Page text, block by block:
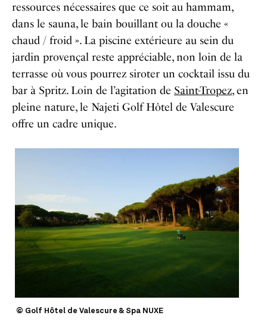
ressources nécessaires que ce soit au hammam,
dans le sauna, le bain bouillant ou la douche «
chaud / froid ». La piscine extérieure au sein du
jardin provençal reste appréciable, non loin de la
terrasse où vous pourrez siroter un cocktail issu du
bar à Spritz. Loin de l’agitation de Saint-Tropez, en
pleine nature, le Najeti Golf Hôtel de Valescure
offre un cadre unique.
© Golf Hôtel de Valescure & Spa NUXE